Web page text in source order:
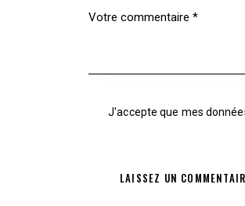
J'accepte que mes